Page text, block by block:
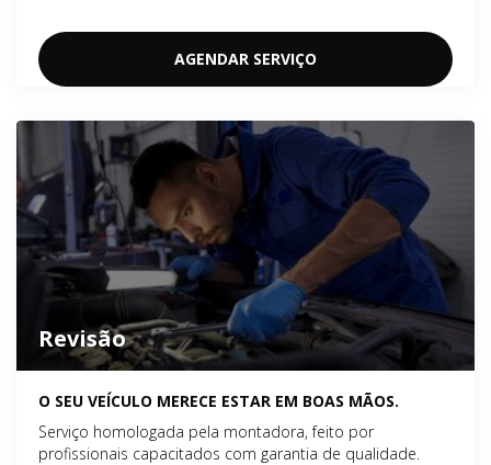
AGENDAR SERVIÇO
Revisão
O SEU VEÍCULO MERECE ESTAR EM BOAS MÃOS.
Serviço homologada pela montadora, feito por
profissionais capacitados com garantia de qualidade.